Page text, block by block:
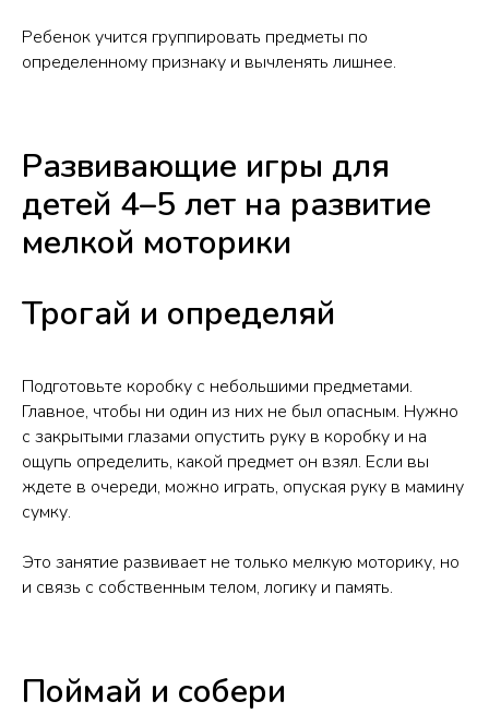
Ребенок учится группировать предметы по
определенному признаку и вычленять лишнее.
Развивающие игры для
детей 4–5 лет на развитие
мелкой моторики
Трогай и определяй
Подготовьте коробку с небольшими предметами.
Главное, чтобы ни один из них не был опасным. Нужно
с закрытыми глазами опустить руку в коробку и на
ощупь определить, какой предмет он взял. Если вы
ждете в очереди, можно играть, опуская руку в мамину
сумку.
Это занятие развивает не только мелкую моторику, но
и связь с собственным телом, логику и память.
Поймай и собери